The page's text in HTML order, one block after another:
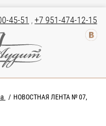
45-51 ,+7 951-474-12-15
НОВОСТНАЯ ЛЕНТА № 07,